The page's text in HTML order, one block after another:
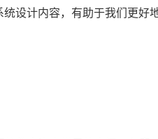
设计内容，有助于我们更好